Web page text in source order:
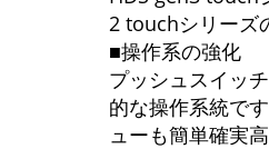
2 touchシリーズ
■操作系の強化
プッシュスイッ
的な操作系統で
ューも簡単確実